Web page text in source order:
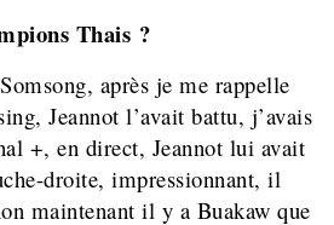
Thais ?
après je me rappelle
Jeannot l’avait battu, j’avais
+, en direct, Jeannot lui avait
droite, impressionnant, il
maintenant il y a Buakaw que